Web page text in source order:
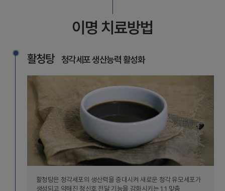
이명 치료방법
활청탕 청각세포 생산능력 활성화
활청탕은 청각세포의 생산력을 증대시켜 새로운 청각 유모세포가
생성되고 약해진 청신호 전달 기능을 강화시키는 1:1 맞춤